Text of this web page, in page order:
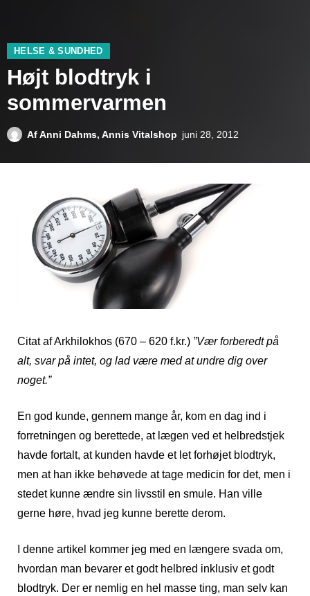
HELSE & SUNDHED
Højt blodtryk i
sommervarmen
AfAnni Dahms, Annis Vitalshop juni 28, 2012
Citat af Arkhilokhos (670 – 620 f.kr.) ”Vær forberedt på
alt, svar på intet, og lad være med at undre dig over
noget.”
En god kunde, gennem mange år, kom en dag ind i
forretningen og berettede, at lægen ved et helbredstjek
havde fortalt, at kunden havde et let forhøjet blodtryk,
men at han ikke behøvede at tage medicin for det, men i
stedet kunne ændre sin livsstil en smule. Han ville
gerne høre, hvad jeg kunne berette derom.
I denne artikel kommer jeg med en længere svada om,
hvordan man bevarer et godt helbred inklusiv et godt
blodtryk. Der er nemlig en hel masse ting, man selv kan